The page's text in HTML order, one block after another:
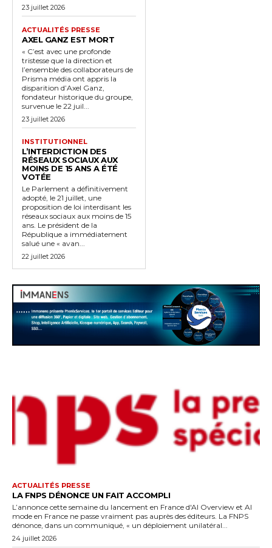
23 juillet 2026
ACTUALITÉS PRESSE
AXEL GANZ EST MORT
« C’est avec une profonde
tristesse que la direction et
l’ensemble des collaborateurs de
Prisma média ont appris la
disparition d’Axel Ganz,
fondateur historique du groupe,
survenue le 22 juil...
23 juillet 2026
INSTITUTIONNEL
L’INTERDICTION DES
RÉSEAUX SOCIAUX AUX
MOINS DE 15 ANS A ÉTÉ
VOTÉE
Le Parlement a définitivement
adopté, le 21 juillet, une
proposition de loi interdisant les
réseaux sociaux aux moins de 15
ans. Le président de la
République a immédiatement
salué une « avan...
22 juillet 2026
ACTUALITÉS PRESSE
LA FNPS DÉNONCE UN FAIT ACCOMPLI
L’annonce cette semaine du lancement en France d'AI Overview et AI
mode en France ne passe vraiment pas auprès des éditeurs. La FNPS
dénonce, dans un communiqué, « un déploiement unilatéral...
24 juillet 2026